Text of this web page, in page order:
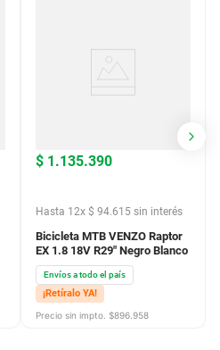
$ 1.135.390
Hasta 12x $ 94.615 sin interés
Bicicleta MTB VENZO Raptor
EX 1.8 18V R29" Negro Blanco
Envíos a todo el país
¡Retíralo YA!
Precio sin impto. $896.958